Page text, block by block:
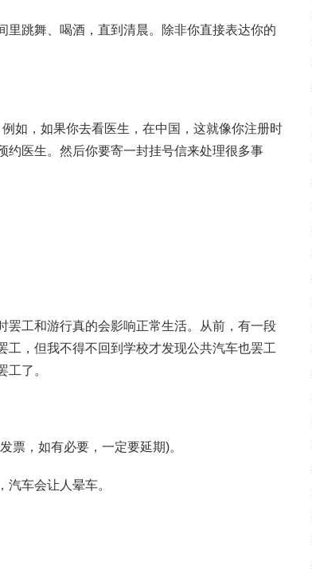
跳舞、喝酒，直到清晨。除非你直接表达你的
如，如果你去看医生，在中国，这就像你注册时
约医生。然后你要寄一封挂号信来处理很多事
罢工和游行真的会影响正常生活。从前，有一段
，但我不得不回到学校才发现公共汽车也罢工
了。
票，如有必要，一定要延期)。
车会让人晕车。